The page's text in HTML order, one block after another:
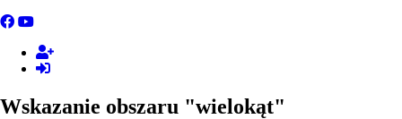
Wskazanie obszaru "wielokąt"